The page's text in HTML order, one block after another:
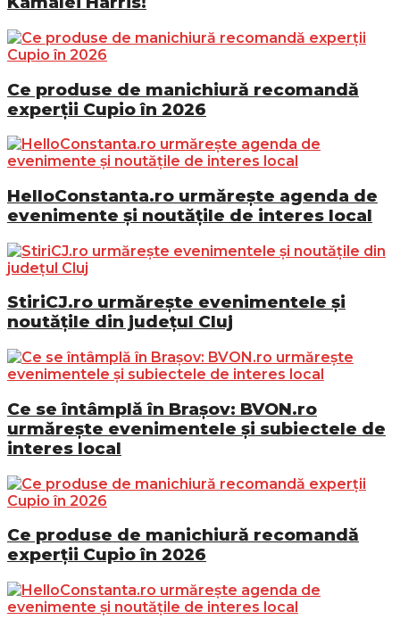
Ce produse de manichiură recomandă
experții Cupio în 2026
HelloConstanta.ro urmărește agenda de
evenimente și noutățile de interes local
StiriCJ.ro urmărește evenimentele și
noutățile din județul Cluj
Ce se întâmplă în Brașov: BVON.ro
urmărește evenimentele și subiectele de
interes local
Ce produse de manichiură recomandă
experții Cupio în 2026